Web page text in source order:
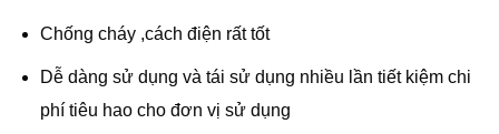
Chống cháy ,cách điện rất tốt
Dễ dàng sử dụng và tái sử dụng nhiều lần tiết kiệm chi
phí tiêu hao cho đơn vị sử dụng